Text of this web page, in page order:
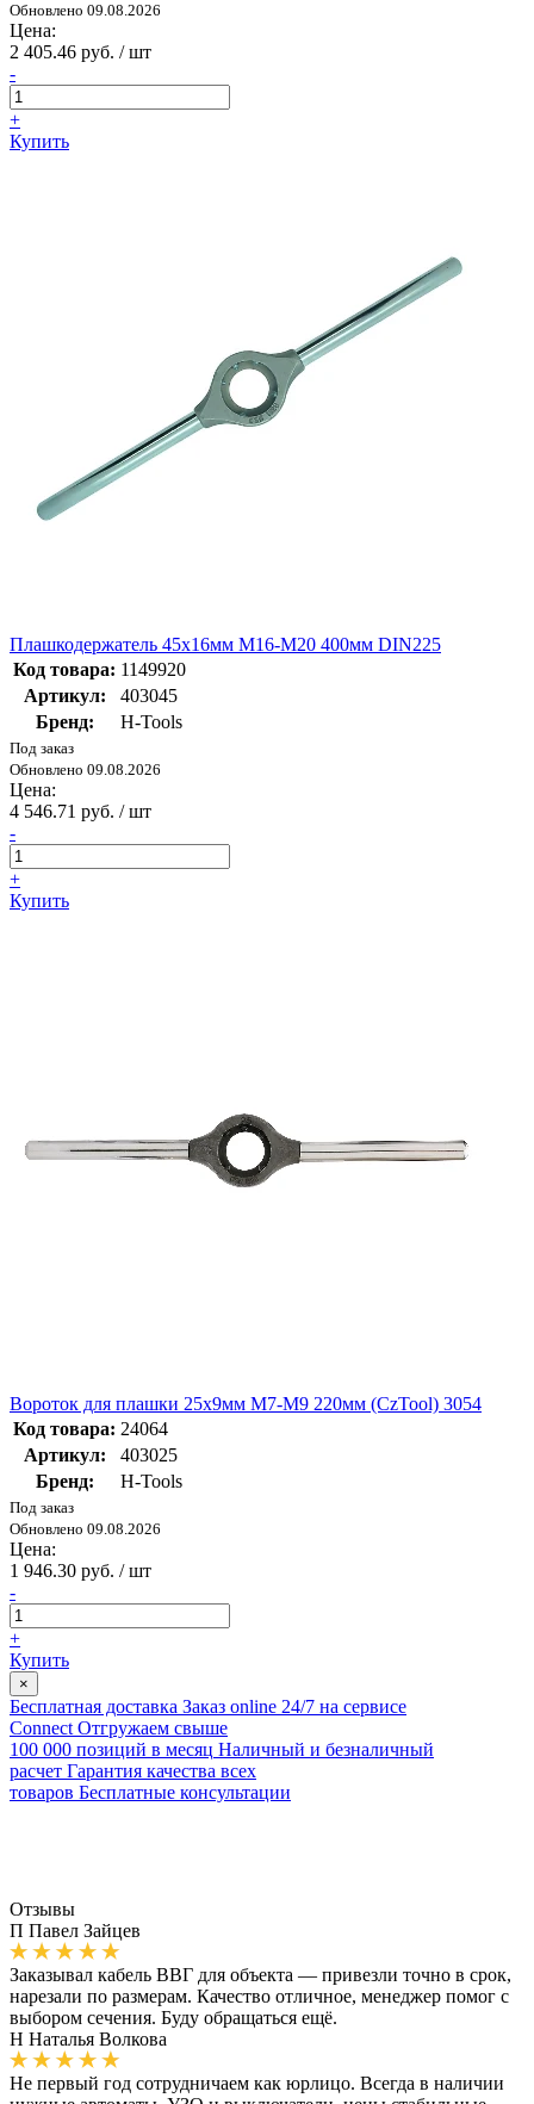
Обновлено 09.08.2026
Цена:
2 405.46 руб. / шт
-
+
Купить
Плашкодержатель 45х16мм М16-М20 400мм DIN225
Код товара: 1149920
Артикул:
403045
Бренд:
H-Tools
Под заказ
Обновлено 09.08.2026
Цена:
4 546.71 руб. / шт
-
+
Купить
Вороток для плашки 25х9мм М7-М9 220мм (CzTool) 3054
Код товара: 24064
Артикул:
403025
Бренд:
H-Tools
Под заказ
Обновлено 09.08.2026
Цена:
1 946.30 руб. / шт
-
+
Купить
×
Бесплатная доставка Заказ online 24/7 на сервисе
Connect Отгружаем свыше
100 000 позиций в месяц Наличный и безналичный
расчет Гарантия качества всех
товаров Бесплатные консультации
Отзывы
П Павел Зайцев
Заказывал кабель ВВГ для объекта — привезли точно в срок,
нарезали по размерам. Качество отличное, менеджер помог с
выбором сечения. Буду обращаться ещё.
Н Наталья Волкова
Не первый год сотрудничаем как юрлицо. Всегда в наличии